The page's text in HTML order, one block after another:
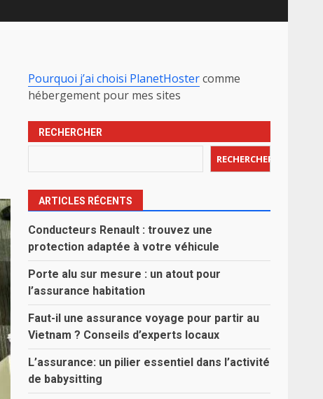
Pourquoi j’ai choisi PlanetHostercomme
hébergement pour mes sites
RECHERCHER
RECHERCHER
ARTICLES RÉCENTS
Conducteurs Renault : trouvez une
protection adaptée à votre véhicule
Porte alu sur mesure : un atout pour
l’assurance habitation
Faut-il une assurance voyage pour partir au
Vietnam ? Conseils d’experts locaux
L’assurance: un pilier essentiel dans l’activité
de babysitting